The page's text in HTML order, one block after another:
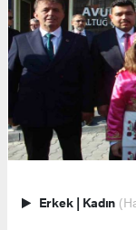
Erkek | Kadın